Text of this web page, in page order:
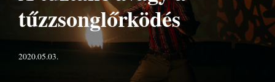
tűzzsonglőrködés
2020.05.03.